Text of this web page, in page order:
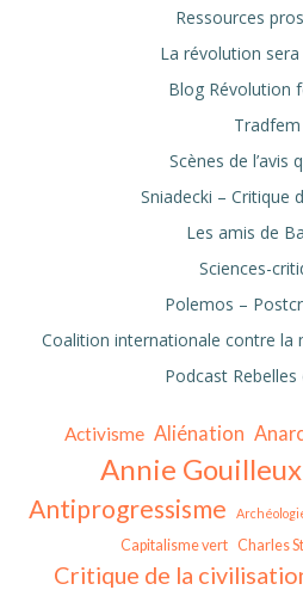
Ressources
La révolution
Blog Révolution
Tradfem
Scènes de l’avis
Sniadecki – Critique
Les amis de
Sciences-
Polemos –
Coalition internationale contre la
Podcast Rebelles
Activisme Aliénation
Annie Gouilleux
Antiprogressisme
Capitalisme vert Charles
Critique de la